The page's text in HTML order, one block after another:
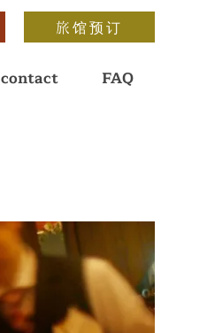
旅馆预订
contact FAQ